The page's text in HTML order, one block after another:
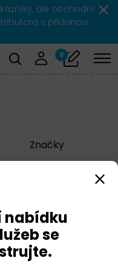
ale obchodní
s přidanou
0
Značky
nabídku
se